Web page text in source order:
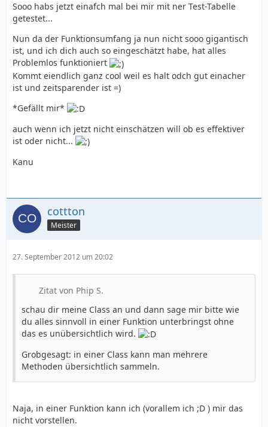
Sooo habs jetzt einafch mal bei mir mit ner Test-Tabelle
getestet...
Nun da der Funktionsumfang ja nun nicht sooo gigantisch
ist, und ich dich auch so eingeschätzt habe, hat alles
Problemlos funktioniert
Kommt eiendlich ganz cool weil es halt odch gut einacher
ist und zeitsparender ist =)
*Gefällt mir*
auch wenn ich jetzt nicht einschätzen will ob es effektiver
ist oder nicht...
Kanu
cottton
Meister
27. September 2012 um 20:02
Zitat von Phip S.
schau dir meine Class an und dann sage mir bitte wie
du alles sinnvoll in einer Funktion unterbringst ohne
das es unübersichtlich wird.
Grobgesagt: in einer Class kann man mehrere
Methoden übersichtlich sammeln.
Naja, in einer Funktion kann ich (vorallem ich ;D ) mir das
nicht vorstellen.